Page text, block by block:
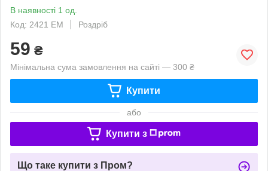
В наявності 1 од.
Код: 2421 EM
Роздріб
59 ₴
Мінімальна сума замовлення на сайті — 300 ₴
Купити
або
Купити з
Що таке купити з Пром?